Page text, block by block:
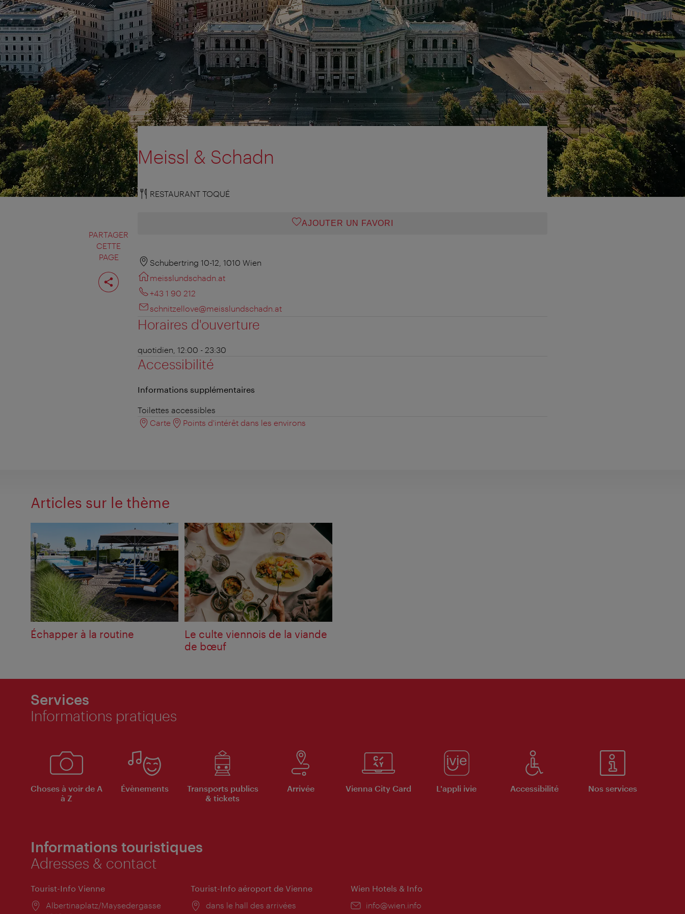
PARTAGER
CETTE
PAGE
Partager
cette
page
Meissl & Schadn
RESTAURANT TOQUÉ
AJOUTER UN FAVORI
Schubertring 10-12, 1010 Wien
meisslundschadn.at
+43 1 90 212
schnitzellove@meisslundschadn.at
Horaires d'ouverture
quotidien, 12:00 - 23:30
Accessibilité
Informations supplémentaires
Toilettes accessibles
Carte
Points d'intérêt dans les environs
Articles sur le thème
Échapper à la routine
Le culte viennois de la viande
de bœuf
Services
Informations pratiques
Choses à voir de A
à Z
Évènements
Transports publics
& tickets
Arrivée Vienna City Card L'appli ivie Accessibilité Nos services
Informations touristiques
Adresses & contact
Tourist-Info Vienne
Lieu:
Albertinaplatz/Maysedergasse
Tourist-Info aéroport de Vienne
Lieu:
dans le hall des arrivées
Wien Hotels & Info
E-
info@wien.info